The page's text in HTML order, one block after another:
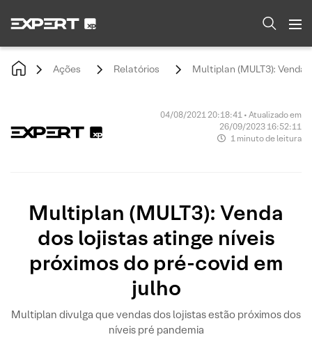
Ações Relatórios Multiplan (MULT3):
04/08/2021 20:18:41 • Atualizado em
26/09/2023 16:52:11
1 minuto de leitura
Multiplan (MULT3): Venda
dos lojistas atinge níveis
próximos do pré-covid em
julho
Multiplan divulga que vendas dos lojistas estão próximos dos
níveis pré pandemia